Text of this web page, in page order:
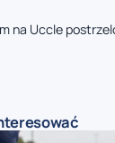
na Uccle